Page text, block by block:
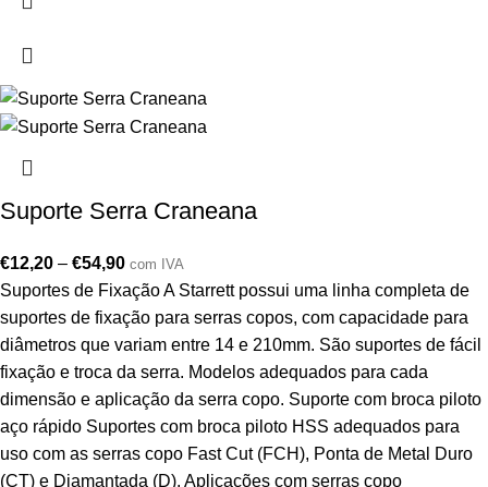
Suporte Serra Craneana
€12,20 – €54,90 com IVA
Suportes de Fixação A Starrett possui uma linha completa de
suportes de fixação para serras copos, com capacidade para
diâmetros que variam entre 14 e 210mm. São suportes de fácil
fixação e troca da serra. Modelos adequados para cada
dimensão e aplicação da serra copo. Suporte com broca piloto
aço rápido Suportes com broca piloto HSS adequados para
uso com as serras copo Fast Cut (FCH), Ponta de Metal Duro
(CT) e Diamantada (D). Aplicações com serras copo